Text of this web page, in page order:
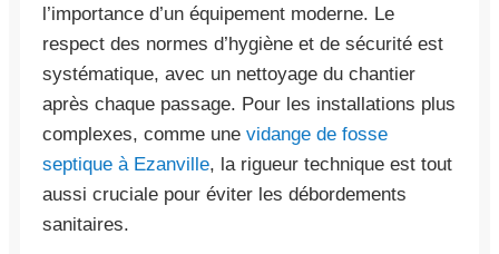
l’importance d’un équipement moderne. Le
respect des normes d’hygiène et de sécurité est
systématique, avec un nettoyage du chantier
après chaque passage. Pour les installations plus
complexes, comme une vidange de fosse
septique à Ezanville, la rigueur technique est tout
aussi cruciale pour éviter les débordements
sanitaires.